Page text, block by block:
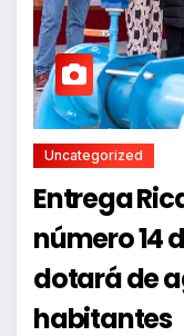
Uncategorized
Entrega
número 14
dotará de
habitantes